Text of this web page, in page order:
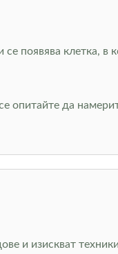
появява клетка, в
опитайте да
и изискват